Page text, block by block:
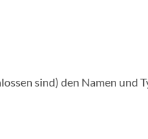
sind) den Namen und